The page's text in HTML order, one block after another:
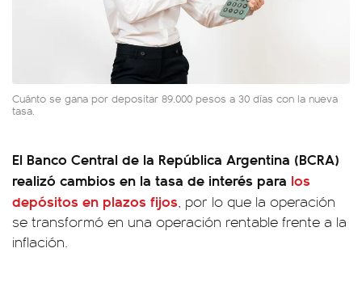
Cuánto se gana por depositar 89.000 pesos a 30 días con la nueva
tasa.
El Banco Central de la República Argentina (BCRA)
realizó cambios en la tasa de interés para los
depósitos en plazos fijos, por lo que la operación
se transformó en una operación rentable frente a la
inflación.